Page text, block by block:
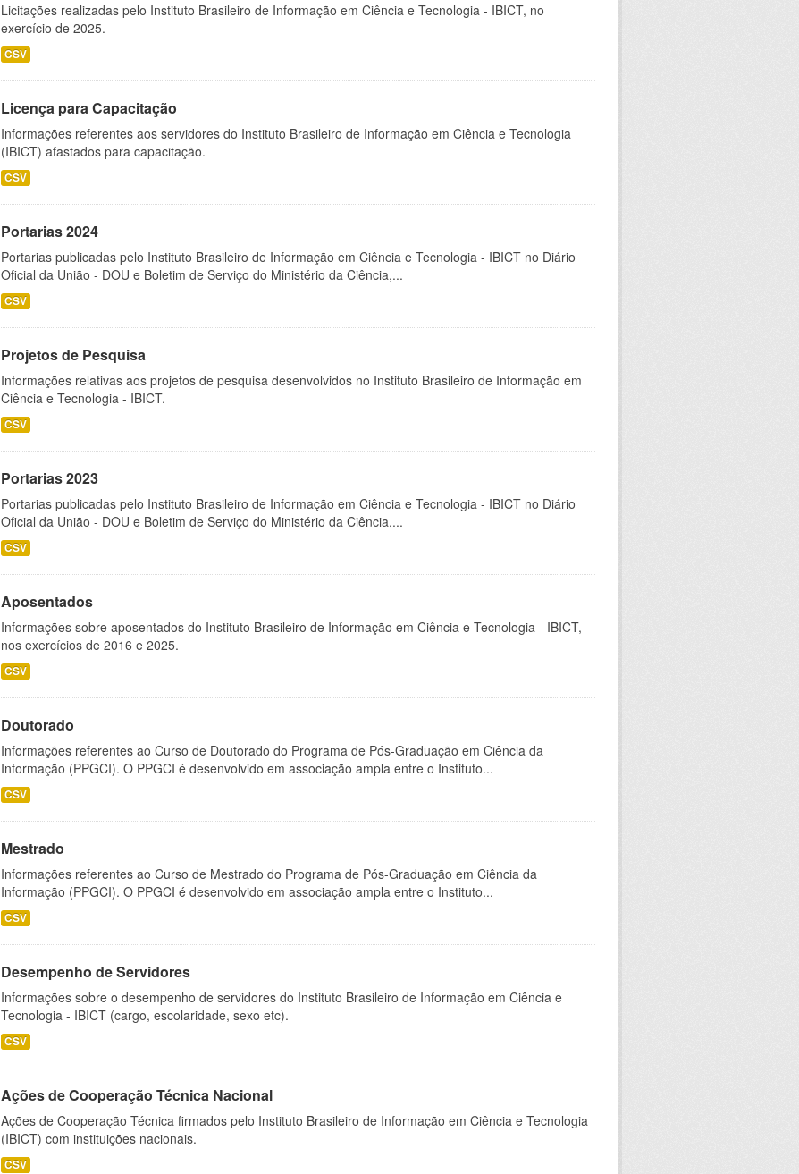
Licitações realizadas pelo Instituto Brasileiro de Informação em Ciência e Tecnologia - IBICT, no
exercício de 2025.
CSV
Licença para Capacitação
Informações referentes aos servidores do Instituto Brasileiro de Informação em Ciência e Tecnologia
(IBICT) afastados para capacitação.
CSV
Portarias 2024
Portarias publicadas pelo Instituto Brasileiro de Informação em Ciência e Tecnologia - IBICT no Diário
Oficial da União - DOU e Boletim de Serviço do Ministério da Ciência,...
CSV
Projetos de Pesquisa
Informações relativas aos projetos de pesquisa desenvolvidos no Instituto Brasileiro de Informação em
Ciência e Tecnologia - IBICT.
CSV
Portarias 2023
Portarias publicadas pelo Instituto Brasileiro de Informação em Ciência e Tecnologia - IBICT no Diário
Oficial da União - DOU e Boletim de Serviço do Ministério da Ciência,...
CSV
Aposentados
Informações sobre aposentados do Instituto Brasileiro de Informação em Ciência e Tecnologia - IBICT,
nos exercícios de 2016 e 2025.
CSV
Doutorado
Informações referentes ao Curso de Doutorado do Programa de Pós-Graduação em Ciência da
Informação (PPGCI). O PPGCI é desenvolvido em associação ampla entre o Instituto...
CSV
Mestrado
Informações referentes ao Curso de Mestrado do Programa de Pós-Graduação em Ciência da
Informação (PPGCI). O PPGCI é desenvolvido em associação ampla entre o Instituto...
CSV
Desempenho de Servidores
Informações sobre o desempenho de servidores do Instituto Brasileiro de Informação em Ciência e
Tecnologia - IBICT (cargo, escolaridade, sexo etc).
CSV
Ações de Cooperação Técnica Nacional
Ações de Cooperação Técnica firmados pelo Instituto Brasileiro de Informação em Ciência e Tecnologia
(IBICT) com instituições nacionais.
CSV